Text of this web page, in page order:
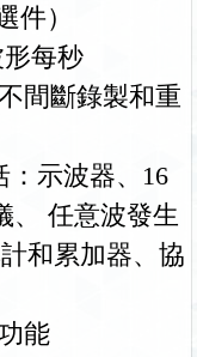
件）
形每秒
間斷錄製和重
：示波器、16
、 任意波發生
和累加器、協
能